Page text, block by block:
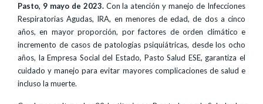
Pasto, 9 mayo de 2023.Con la atención y manejo de Infecciones
Respiratorias Agudas, IRA, en menores de edad, de dos a cinco
años, en mayor proporción, por factores de orden climático e
incremento de casos de patologías psiquiátricas, desde los ocho
años, la Empresa Social del Estado, Pasto Salud ESE, garantiza el
cuidado y manejo para evitar mayores complicaciones de salud e
incluso la muerte.